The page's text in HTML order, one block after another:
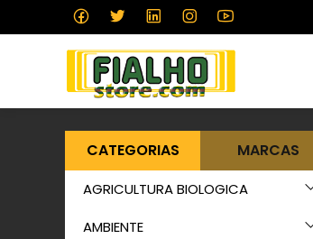
CATEGORIAS MARCAS
AGRICULTURA BIOLOGICA
AMBIENTE